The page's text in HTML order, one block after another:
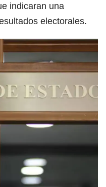
indicaran una
electorales.